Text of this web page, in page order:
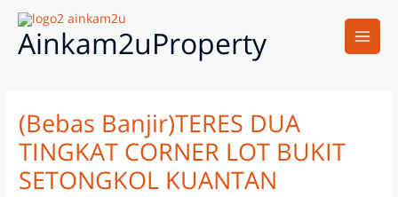
Skip
contentAinkam2uProperty
Main
(Bebas Banjir)TERES DUA
TINGKAT CORNER LOT BUKIT
SETONGKOL KUANTAN